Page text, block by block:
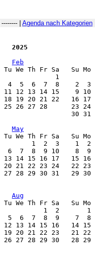
| -------- | Agenda nach Kategorien
2025
Feb
We Th Fr Sa   Su Mo
1
4  5  6  7  8    2  3
12 13 14 15    9 10
19 20 21 22   16 17
26 27 28      23 24
May
We Th Fr Sa   Su Mo
1  2  3    1  2
6  7  8  9 10    8  9
14 15 16 17   15 16
21 22 23 24   22 23
25 26 27 28 29
Aug
We Th Fr Sa   Su Mo
1  2       1
5  6  7  8  9    7  8
13 14 15 16   14 15
20 21 22 23   21 22
25 26 27 28 29